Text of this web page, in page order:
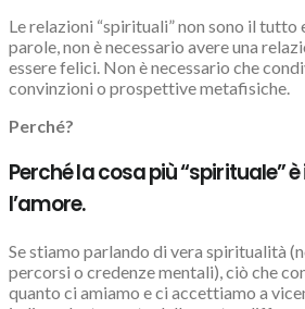
Le relazioni “spirituali” non sono il tutto
parole, non è necessario avere una
essere felici. Non è necessario che
convinzioni o prospettive metafisiche.
Perché?
Perché la cosa più “spirituale”
l’amore.
Se stiamo parlando di vera spiritualità
percorsi o credenze mentali), ciò che
quanto ci amiamo e ci accettiamo a